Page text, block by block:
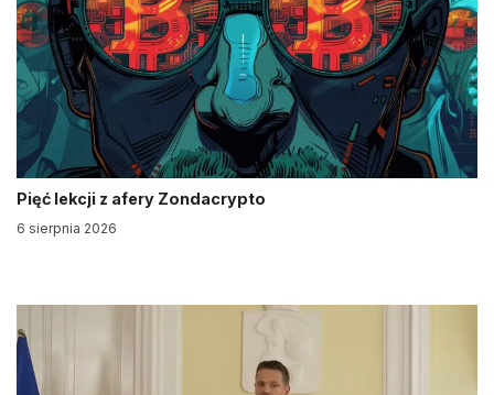
Pięć lekcji z afery Zondacrypto
6 sierpnia 2026